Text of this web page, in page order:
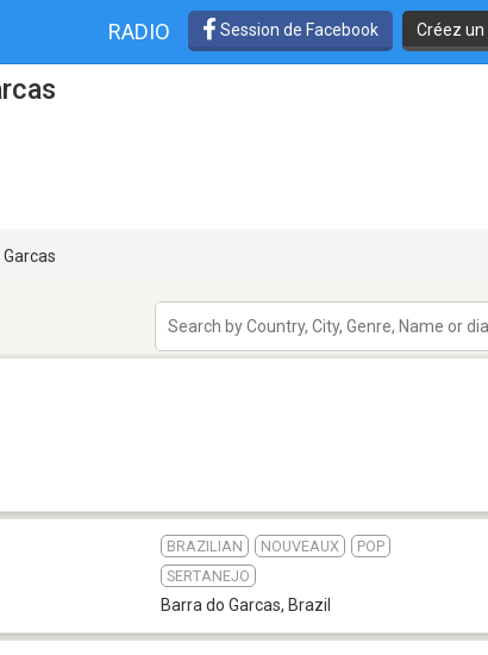
RADIO Session de Facebook Créez
BRAZILIAN NOUVEAUX
POP
SERTANEJO
Barra do Garcas, Brazil